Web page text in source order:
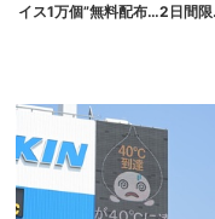
イス1万個”無料配布…2日間限